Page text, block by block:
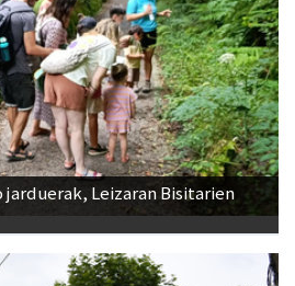
Leizaran Bisitarien